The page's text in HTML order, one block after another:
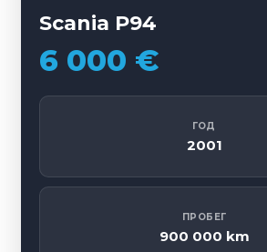
Scania P94
6 000 €
ГОД
2001
ПРОБЕГ
900 000 km